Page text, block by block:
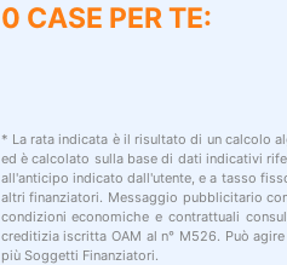
0 CASE PER TE:
* La rata indicata è il risultato di un calcolo
ed è calcolato sulla base di dati indicativi
all'anticipo indicato dall'utente, e a tasso
altri finanziatori. Messaggio pubblicitario
condizioni economiche e contrattuali
creditizia iscritta OAM al n° M526. Può
più Soggetti Finanziatori.